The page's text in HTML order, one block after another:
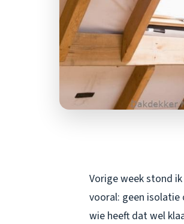
Vorige week stond
vooral: geen isolatie
wie heeft dat wel